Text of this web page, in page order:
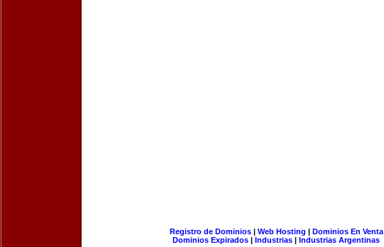
Registro de Dominios| Web Hosting | Dominios En Venta
Dominios Expirados | Industrias | Industrias Argentinas